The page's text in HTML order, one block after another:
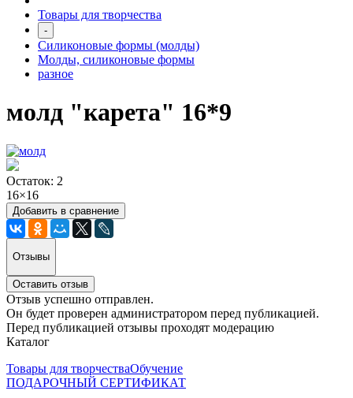
Товары для творчества
-
Силиконовые формы (молды)
Молды, силиконовые формы
разное
молд "карета" 16*9
Остаток: 2
16×16
Добавить в сравнение
Отзывы
Оставить отзыв
Отзыв успешно отправлен.
Он будет проверен администратором перед публикацией.
Перед публикацией отзывы проходят модерацию
Каталог
Товары для творчестваОбучение
ПОДАРОЧНЫЙ СЕРТИФИКАТ